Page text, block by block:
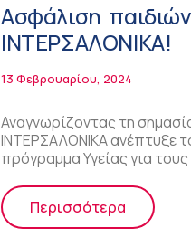
Ασφάλιση
ΙΝΤΕΡΣΑΛΟΝΙΚΑ!
13 Φεβρουαρίου, 2024
Αναγνωρίζοντας τη
ΙΝΤΕΡΣΑΛΟΝΙΚΑ ανέπτυξε
πρόγραμμα Υγείας για
Περισσότερα